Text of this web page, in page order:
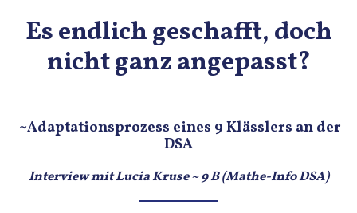
Es endlich geschafft, doch
nicht ganz angepasst?
~Adaptationsprozess eines 9 Klässlers an der
DSA
Interview mit Lucia Kruse ~ 9 B (Mathe-Info DSA)